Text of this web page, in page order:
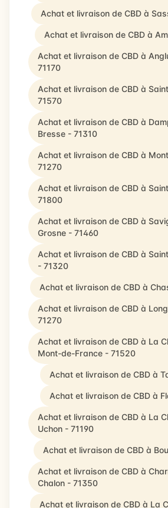
Achat et livraison de CBD à
Achat et livraison de CBD à
Achat et livraison de CBD à
71170
Achat et livraison de CBD à
71570
Achat et livraison de CBD à
Bresse - 71310
Achat et livraison de CBD à
71270
Achat et livraison de CBD à
71800
Achat et livraison de CBD à
Grosne - 71460
Achat et livraison de CBD à
- 71320
Achat et livraison de CBD à
Achat et livraison de CBD à
71270
Achat et livraison de CBD à La
Mont-de-France - 71520
Achat et livraison de CBD à
Achat et livraison de CBD à
Achat et livraison de CBD à La
Uchon - 71190
Achat et livraison de CBD à
Achat et livraison de CBD à
Chalon - 71350
Achat et livraison de CBD à La